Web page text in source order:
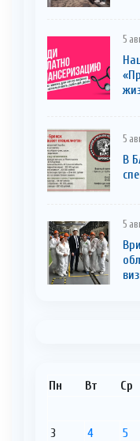
5
5
В
5
Пн Вт Ср
3
4 5